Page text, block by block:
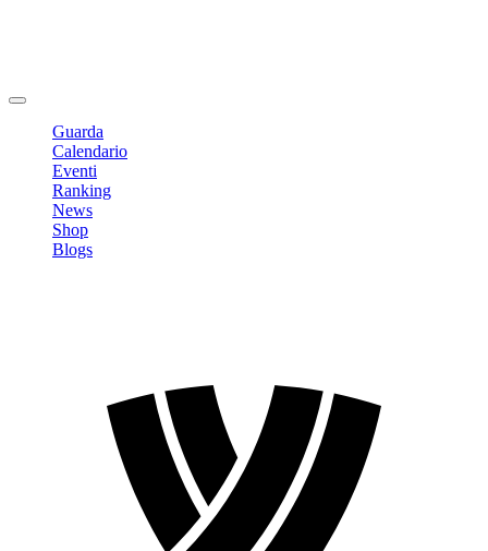
Guarda
Calendario
Eventi
Ranking
News
Shop
Blogs